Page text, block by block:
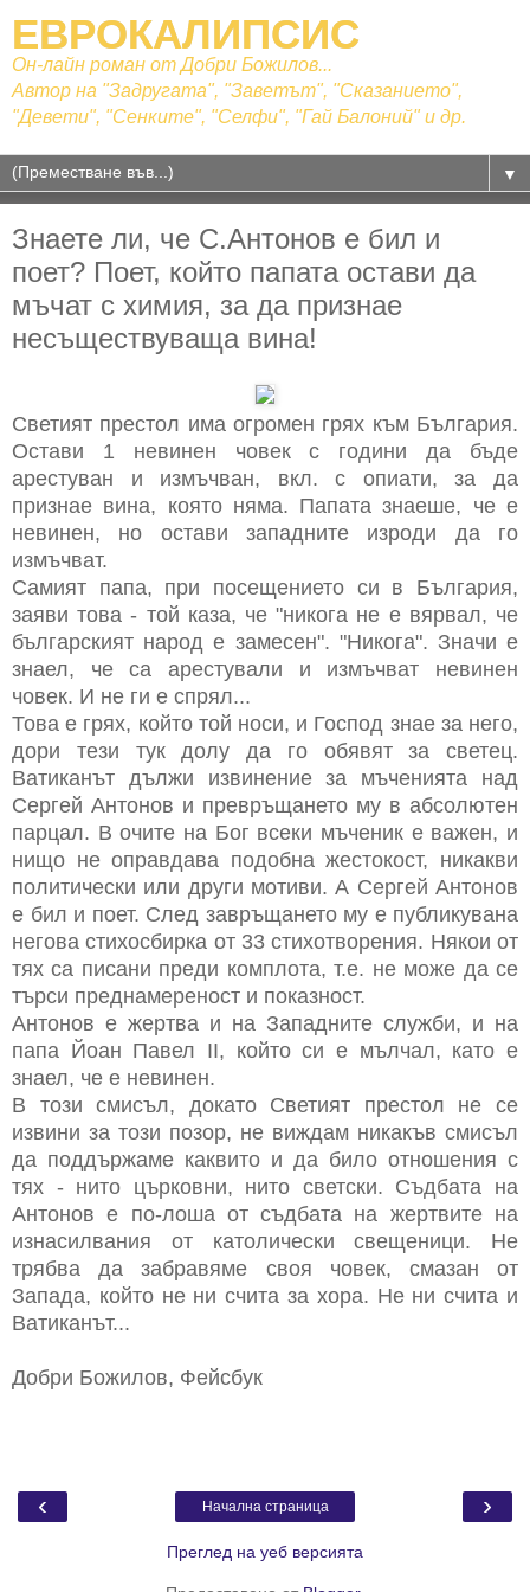
ЕВРОКАЛИПСИС
Он-лайн роман от Добри Божилов...
Автор на "Задругата", "Заветът", "Сказанието",
"Девети", "Сенките", "Селфи", "Гай Балоний" и др.
▼
Знаете ли, че С.Антонов е бил и
поет? Поет, който папата остави да
мъчат с химия, за да признае
несъществуваща вина!
Светият престол има огромен грях към България.
Остави 1 невинен човек с години да бъде
арестуван и измъчван, вкл. с опиати, за да
признае вина, която няма. Папата знаеше, че е
невинен, но остави западните изроди да го
измъчват.
Самият папа, при посещението си в България,
заяви това - той каза, че "никога не е вярвал, че
българският народ е замесен". "Никога". Значи е
знаел, че са арестували и измъчват невинен
човек. И не ги е спрял...
Това е грях, който той носи, и Господ знае за него,
дори тези тук долу да го обявят за светец.
Ватиканът дължи извинение за мъченията над
Сергей Антонов и превръщането му в абсолютен
парцал. В очите на Бог всеки мъченик е важен, и
нищо не оправдава подобна жестокост, никакви
политически или други мотиви. А Сергей Антонов
е бил и поет. След завръщането му е публикувана
негова стихосбирка от 33 стихотворения. Някои от
тях са писани преди комплота, т.е. не може да се
търси преднамереност и показност.
Антонов е жертва и на Западните служби, и на
папа Йоан Павел II, който си е мълчал, като е
знаел, че е невинен.
В този смисъл, докато Светият престол не се
извини за този позор, не виждам никакъв смисъл
да поддържаме каквито и да било отношения с
тях - нито църковни, нито светски. Съдбата на
Антонов е по-лоша от съдбата на жертвите на
изнасилвания от католически свещеници. Не
трябва да забравяме своя човек, смазан от
Запада, който не ни счита за хора. Не ни счита и
Ватиканът...
Добри Божилов, Фейсбук
‹ ›
Начална страница
Преглед на уеб версията